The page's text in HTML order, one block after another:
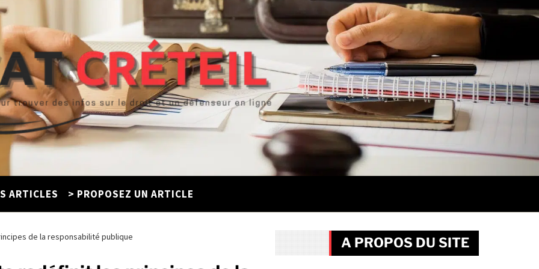
ARTICLES > PROPOSEZ UN ARTICLE
de la responsabilité publique A PROPOS DU SITE